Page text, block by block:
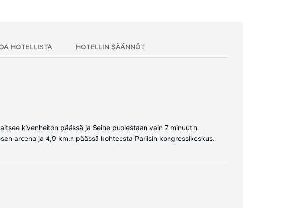
HOTELLISTA HOTELLIN SÄÄNNÖT
kivenheiton päässä ja Seine puolestaan vain 7 minuutin
areena ja 4,9 km:n päässä kohteesta Pariisin kongressikeskus.